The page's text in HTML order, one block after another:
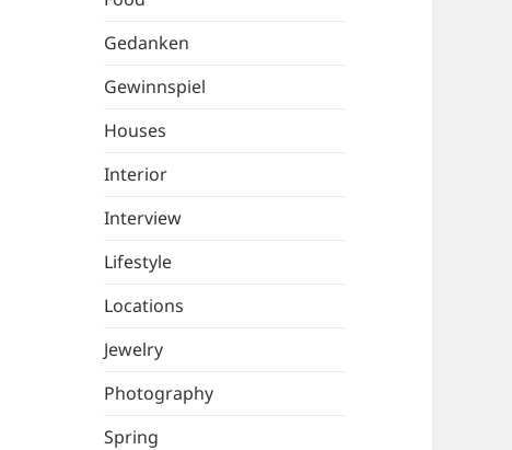
Gedanken
Gewinnspiel
Houses
Interior
Interview
Lifestyle
Locations
Jewelry
Photography
Spring